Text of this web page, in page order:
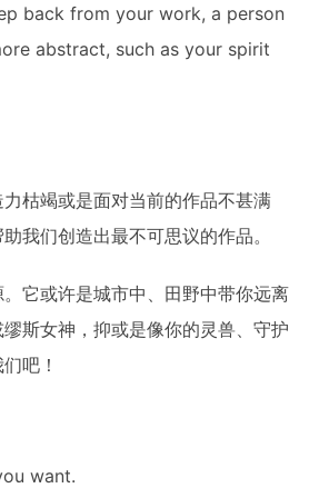
back from your work, a person
abstract, such as your spirit
枯竭或是面对当前的作品不甚满
我们创造出最不可思议的作品。
它或许是城市中、田野中带你远离
斯女神，抑或是像你的灵兽、守护
吧！
want.